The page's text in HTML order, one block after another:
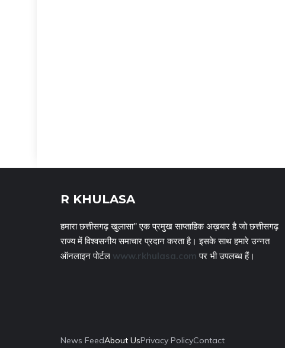
R KHULASA
हमारा छत्तीसगढ़ खुलासा" एक प्रमुख साप्ताहिक अख़बार है जो छत्तीसगढ़
राज्य में विश्वसनीय समाचार प्रदान करता है। इसके साथ हमारे उन्नत
ऑनलाइन पोर्टल www.rkhulasa.com पर भी उपलब्ध हैं।
News FeedAbout UsPrivacy PolicyContact